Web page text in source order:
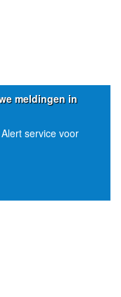
meldingen in
service voor